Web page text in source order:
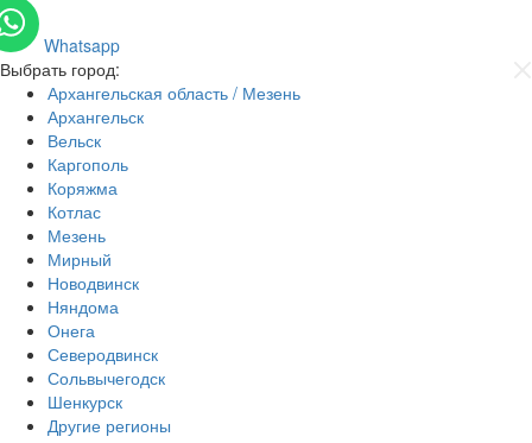
Whatsapp
Выбрать город:
Архангельская область / Мезень
Архангельск
Вельск
Каргополь
Коряжма
Котлас
Мезень
Мирный
Новодвинск
Няндома
Онега
Северодвинск
Сольвычегодск
Шенкурск
Другие регионы